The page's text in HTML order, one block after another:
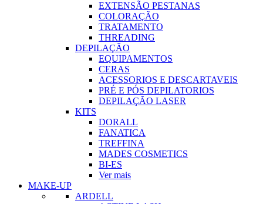
EXTENSÃO PESTANAS
COLORAÇÃO
TRATAMENTO
THREADING
DEPILAÇÃO
EQUIPAMENTOS
CERAS
ACESSORIOS E DESCARTAVEIS
PRÉ E PÓS DEPILATORIOS
DEPILAÇÃO LASER
KITS
DORALL
FANATICA
TREFFINA
MADES COSMETICS
BI-ES
Ver mais
MAKE-UP
ARDELL